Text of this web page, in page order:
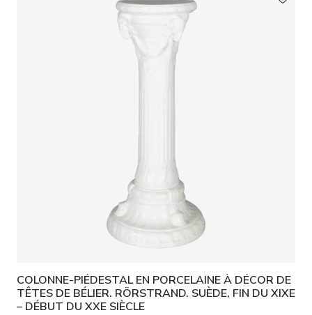
COLONNE-PIÉDESTAL EN PORCELAINE À DÉCOR DE
TÊTES DE BÉLIER. RÖRSTRAND. SUÈDE, FIN DU XIXE
– DÉBUT DU XXE SIÈCLE